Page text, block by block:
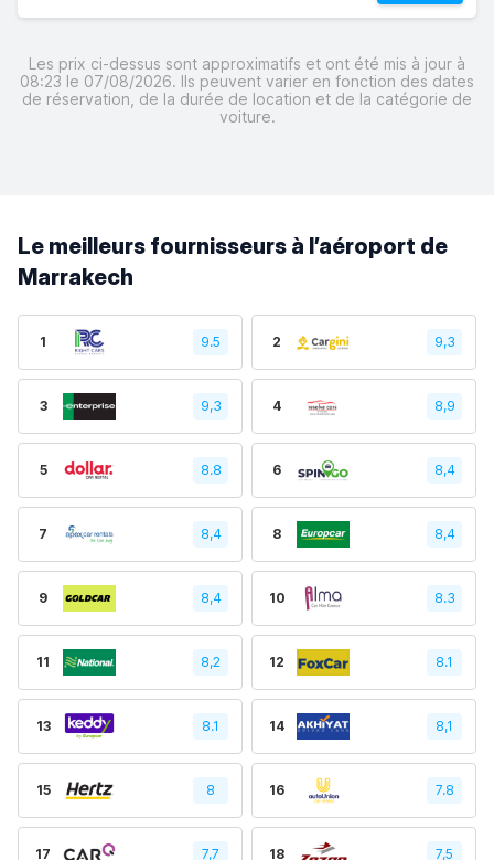
Les prix ci-dessus sont approximatifs et ont été mis à jour à
08:23 le 07/08/2026. Ils peuvent varier en fonction des dates
de réservation, de la durée de location et de la catégorie de
voiture.
Le meilleurs fournisseurs à l’aéroport de
Marrakech
1 9.5 2 9,3
3 9,3 4 8,9
5 8.8 6 8,4
7 8,4 8 8,4
9 8,4 10 8.3
11 8,2 12 8.1
13 8.1 14 8,1
15 8 16 7.8
17 7,7 18 7,5